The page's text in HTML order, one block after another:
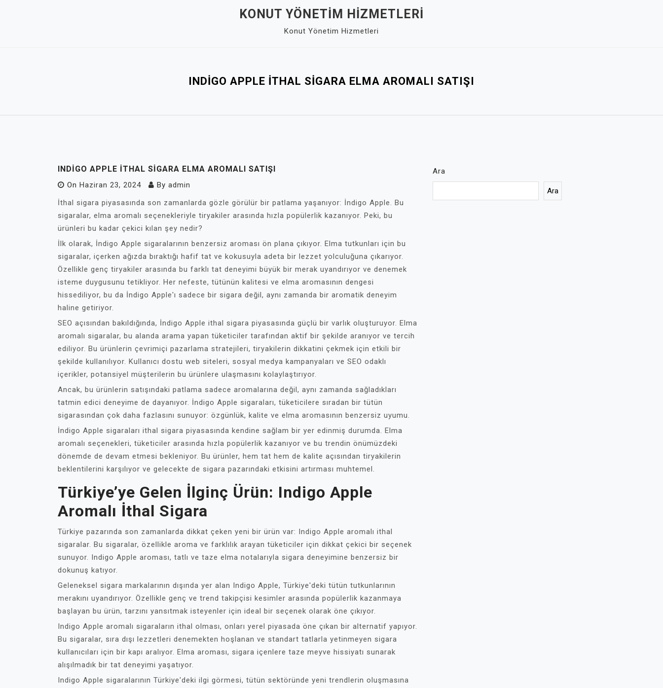
KONUT YÖNETIM HIZMETLERI
Konut Yönetim Hizmetleri
INDIGO APPLE ITHAL SIGARA ELMA AROMALI SATIŞI
INDIGO APPLE ITHAL SIGARA ELMA AROMALI SATIŞI
On Haziran 23, 2024 By admin
İthal sigara piyasasında son zamanlarda gözle görülür bir patlama yaşanıyor: İndigo Apple. Bu
sigaralar, elma aromalı seçenekleriyle tiryakiler arasında hızla popülerlik kazanıyor. Peki, bu
ürünleri bu kadar çekici kılan şey nedir?
İlk olarak, İndigo Apple sigaralarının benzersiz aroması ön plana çıkıyor. Elma tutkunları için bu
sigaralar, içerken ağızda bıraktığı hafif tat ve kokusuyla adeta bir lezzet yolculuğuna çıkarıyor.
Özellikle genç tiryakiler arasında bu farklı tat deneyimi büyük bir merak uyandırıyor ve denemek
isteme duygusunu tetikliyor. Her nefeste, tütünün kalitesi ve elma aromasının dengesi
hissediliyor, bu da İndigo Apple'ı sadece bir sigara değil, aynı zamanda bir aromatik deneyim
haline getiriyor.
SEO açısından bakıldığında, İndigo Apple ithal sigara piyasasında güçlü bir varlık oluşturuyor. Elma
aromalı sigaralar, bu alanda arama yapan tüketiciler tarafından aktif bir şekilde aranıyor ve tercih
ediliyor. Bu ürünlerin çevrimiçi pazarlama stratejileri, tiryakilerin dikkatini çekmek için etkili bir
şekilde kullanılıyor. Kullanıcı dostu web siteleri, sosyal medya kampanyaları ve SEO odaklı
içerikler, potansiyel müşterilerin bu ürünlere ulaşmasını kolaylaştırıyor.
Ancak, bu ürünlerin satışındaki patlama sadece aromalarına değil, aynı zamanda sağladıkları
tatmin edici deneyime de dayanıyor. İndigo Apple sigaraları, tüketicilere sıradan bir tütün
sigarasından çok daha fazlasını sunuyor: özgünlük, kalite ve elma aromasının benzersiz uyumu.
İndigo Apple sigaraları ithal sigara piyasasında kendine sağlam bir yer edinmiş durumda. Elma
aromalı seçenekleri, tüketiciler arasında hızla popülerlik kazanıyor ve bu trendin önümüzdeki
dönemde de devam etmesi bekleniyor. Bu ürünler, hem tat hem de kalite açısından tiryakilerin
beklentilerini karşılıyor ve gelecekte de sigara pazarındaki etkisini artırması muhtemel.
Türkiye’ye Gelen İlginç Ürün: Indigo Apple
Aromalı İthal Sigara
Türkiye pazarında son zamanlarda dikkat çeken yeni bir ürün var: Indigo Apple aromalı ithal
sigaralar. Bu sigaralar, özellikle aroma ve farklılık arayan tüketiciler için dikkat çekici bir seçenek
sunuyor. Indigo Apple aroması, tatlı ve taze elma notalarıyla sigara deneyimine benzersiz bir
dokunuş katıyor.
Geleneksel sigara markalarının dışında yer alan Indigo Apple, Türkiye'deki tütün tutkunlarının
merakını uyandırıyor. Özellikle genç ve trend takipçisi kesimler arasında popülerlik kazanmaya
başlayan bu ürün, tarzını yansıtmak isteyenler için ideal bir seçenek olarak öne çıkıyor.
Indigo Apple aromalı sigaraların ithal olması, onları yerel piyasada öne çıkan bir alternatif yapıyor.
Bu sigaralar, sıra dışı lezzetleri denemekten hoşlanan ve standart tatlarla yetinmeyen sigara
kullanıcıları için bir kapı aralıyor. Elma aroması, sigara içenlere taze meyve hissiyatı sunarak
alışılmadık bir tat deneyimi yaşatıyor.
Indigo Apple sigaralarının Türkiye'deki ilgi görmesi, tütün sektöründe yeni trendlerin oluşmasına
Ara
Ara